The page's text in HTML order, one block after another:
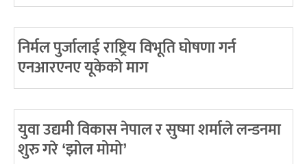
निर्मल पुर्जालाई राष्ट्रिय विभूति घोषणा गर्न
एनआरएनए यूकेको माग
युवा उद्यमी विकास नेपाल र सुष्मा शर्माले लन्डनमा
शुरु गरे ‘झोल मोमो’